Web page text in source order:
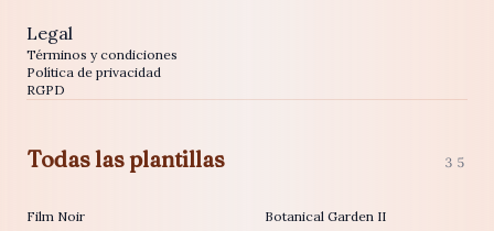
Legal
Términos y condiciones
Política de privacidad
RGPD
Todas las plantillas 35
Film Noir
Botanical Garden II